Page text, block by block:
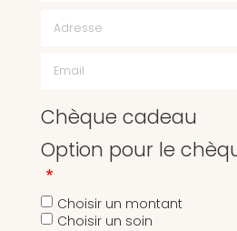
Chèque cadeau
Option pour le
Choisir un montant
Choisir un soin